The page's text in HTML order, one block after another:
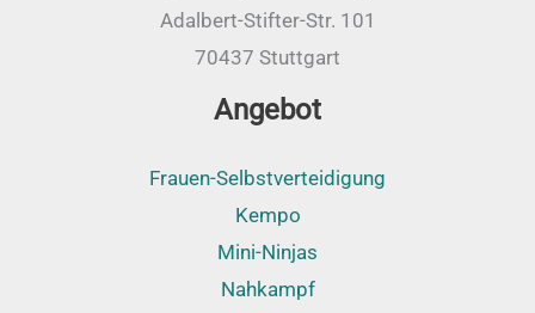
Adalbert-Stifter-Str. 101
70437 Stuttgart
Angebot
Frauen-Selbstverteidigung
Kempo
Mini-Ninjas
Nahkampf